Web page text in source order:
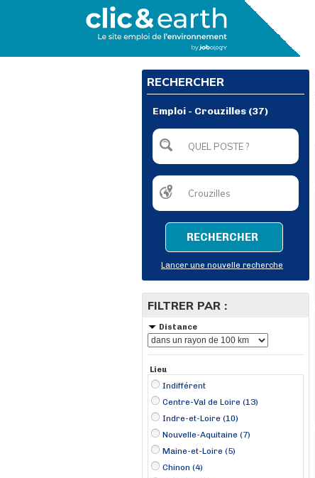
RECHERCHER
Emploi - Crouzilles (37)
RECHERCHER
Lancer une nouvelle recherche
FILTRER PAR :
Distance
Lieu
Indifférent
Centre-Val de Loire (13)
Indre-et-Loire (10)
Nouvelle-Aquitaine (7)
Maine-et-Loire (5)
Chinon (4)